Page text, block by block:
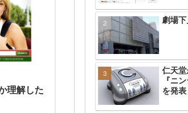
理解した
劇場
仁天
『ニ
を発表